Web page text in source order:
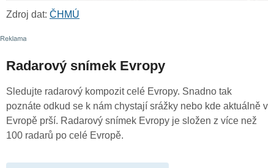
Zdroj dat: ČHMÚ
Radarový snímek Evropy
Sledujte radarový kompozit celé Evropy. Snadno tak
poznáte odkud se k nám chystají srážky nebo kde aktuálně v
Evropě prší. Radarový snímek Evropy je složen z více než
100 radarů po celé Evropě.